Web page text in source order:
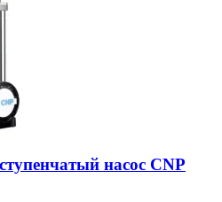
насос CNP